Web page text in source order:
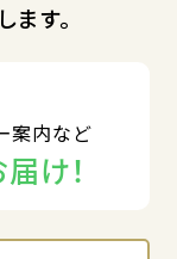
す。
案内など
け！